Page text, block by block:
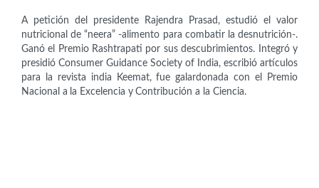
A petición del presidente Rajendra Prasad, estudió el valor
nutricional de “neera” -alimento para combatir la desnutrición-.
Ganó el Premio Rashtrapati por sus descubrimientos. Integró y
presidió Consumer Guidance Society of India, escribió artículos
para la revista india Keemat, fue galardonada con el Premio
Nacional a la Excelencia y Contribución a la Ciencia.